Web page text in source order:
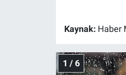
Kaynak: Haber
1 / 6